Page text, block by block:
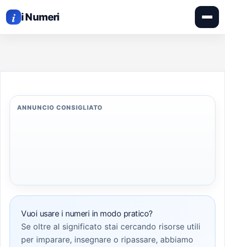
i i Numeri
IL
al
ANNUNCIO CONSIGLIATO
Vuoi usare i numeri in modo pratico?
Se oltre al significato stai cercando risorse utili
per imparare, insegnare o ripassare, abbiamo